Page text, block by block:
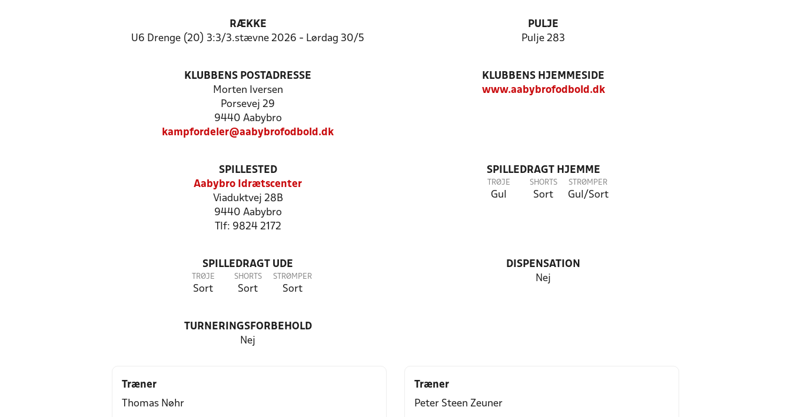
RÆKKE
U6 Drenge (20) 3:3/3.stævne 2026 - Lørdag 30/5
PULJE
Pulje 283
KLUBBENS POSTADRESSE
Morten Iversen
Porsevej 29
9440 Aabybro
kampfordeler@aabybrofodbold.dk
KLUBBENS HJEMMESIDE
www.aabybrofodbold.dk
SPILLESTED
Aabybro Idrætscenter
Viaduktvej 28B
9440 Aabybro
Tlf: 9824 2172
SPILLEDRAGT HJEMME
TRØJE
Gul
SHORTS
Sort
STRØMPER
Gul/Sort
SPILLEDRAGT UDE
TRØJE
Sort
SHORTS
Sort
STRØMPER
Sort
DISPENSATION
Nej
TURNERINGSFORBEHOLD
Nej
Træner
Thomas Nøhr
Træner
Peter Steen Zeuner